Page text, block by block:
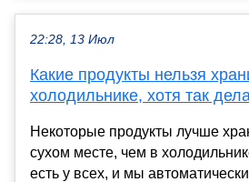
22:28, 13 Июл
Какие продукты нельзя
холодильнике, хотя так
Некоторые продукты лучше
сухом месте, чем в
есть у всех, и мы